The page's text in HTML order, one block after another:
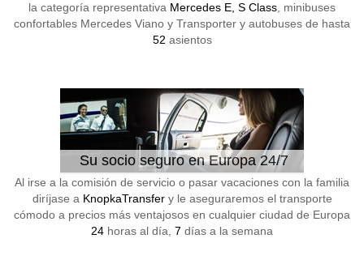
la categoría representativa Mercedes E, S Class , minibuses
confortables Mercedes Viano y Transporter y autobuses de hasta
52 asientos
Su socio seguro en Europa 24/7
Al irse a la comisión de servicio o pasar vacaciones con la familia
diríjase a KnopkaTransfery le aseguraremos el transporte
cómodo a precios más ventajosos en cualquier ciudad de Europa
24 horas al día, 7 días a la semana